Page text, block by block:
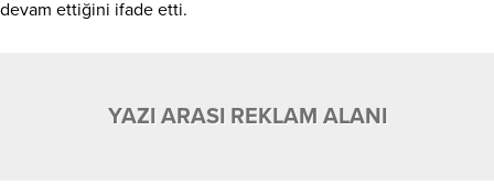
devam ettiğini ifade etti.
YAZI ARASI REKLAM ALANI